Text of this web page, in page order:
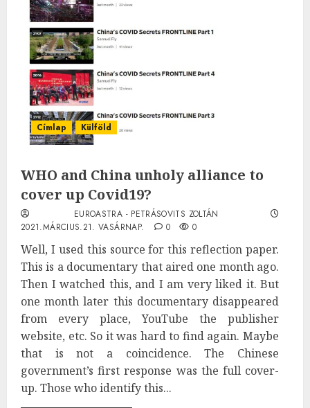
Címlap Külföld
WHO and China unholy alliance to
cover up Covid19?
EUROASTRA - PETRÁSOVITS ZOLTÁN
2021.MÁRCIUS.21. VASÁRNAP.
0 0
Well, I used this source for this reflection paper.
This is a documentary that aired one month ago.
Then I watched this, and I am very liked it. But
one month later this documentary disappeared
from every place, YouTube the publisher
website, etc. So it was hard to find again. Maybe
that is not a coincidence. The Chinese
government’s first response was the full cover-
up. Those who identify this...